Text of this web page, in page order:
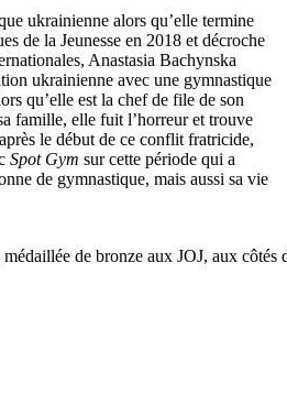
ukrainienne alors qu’elle termine
de la Jeunesse en 2018 et décroche
Anastasia Bachynska
ukrainienne avec une gymnastique
qu’elle est la chef de file de son
famille, elle fuit l’horreur et trouve
le début de ce conflit fratricide,
Spot Gym sur cette période qui a
de gymnastique, mais aussi sa vie
médaillée de bronze aux JOJ, aux